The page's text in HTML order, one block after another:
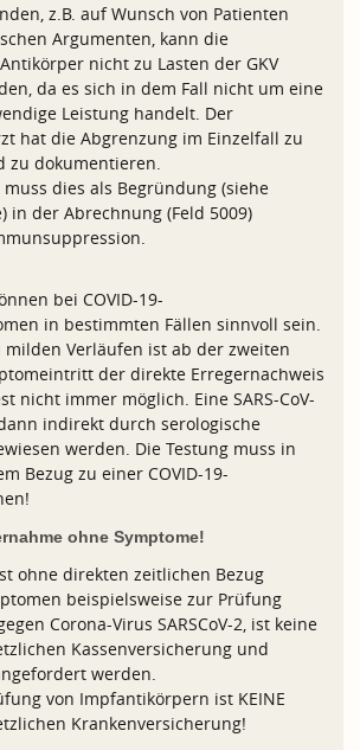
z.B. auf Wunsch von Patienten
Argumenten, kann die
nicht zu Lasten der GKV
da es sich in dem Fall nicht um eine
Leistung handelt. Der
hat die Abgrenzung im Einzelfall zu
zu dokumentieren.
dies als Begründung (siehe
in der Abrechnung (Feld 5009)
bei COVID-19-
in bestimmten Fällen sinnvoll sein.
milden Verläufen ist ab der zweiten
der direkte Erregernachweis
nicht immer möglich. Eine SARS-CoV-
indirekt durch serologische
werden. Die Testung muss in
Bezug zu einer COVID-19-
ohne Symptome!
ohne direkten zeitlichen Bezug
beispielsweise zur Prüfung
Corona-Virus SARSCoV-2, ist keine
Kassenversicherung und
werden.
von Impfantikörpern ist KEINE
Krankenversicherung!